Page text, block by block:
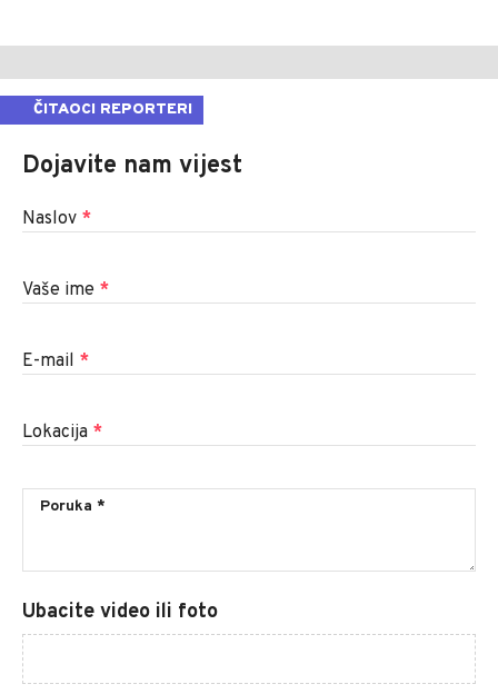
ČITAOCI REPORTERI
Dojavite nam vijest
Naslov *
Vaše ime *
E-mail *
Lokacija *
Ubacite video ili foto